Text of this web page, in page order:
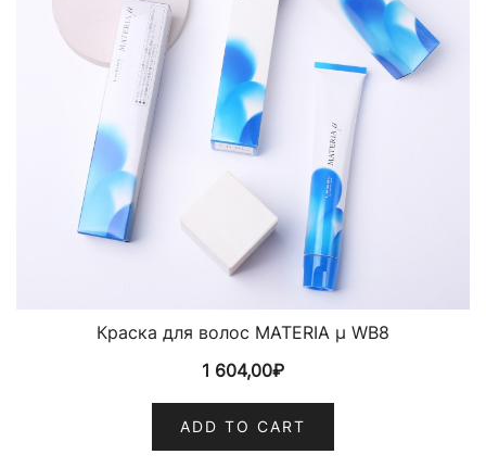
Краска для волос MATERIA µ WB8
1 604,00₽
ADD TO CART